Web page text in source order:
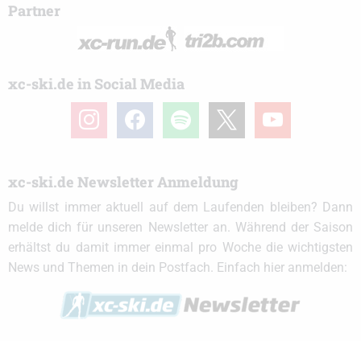
Partner
xc-ski.de in Social Media
instagramfacebook spotify youtube
xc-ski.de Newsletter Anmeldung
Du willst immer aktuell auf dem Laufenden bleiben? Dann
melde dich für unseren Newsletter an. Während der Saison
erhältst du damit immer einmal pro Woche die wichtigsten
News und Themen in dein Postfach. Einfach hier anmelden: